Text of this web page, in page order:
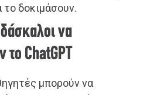
το δοκιμάσουν.
να
το ChatGPT
μπορούν να